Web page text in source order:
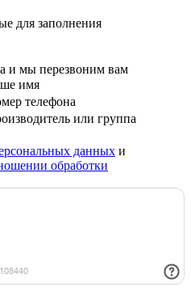
для заполнения
и мы перезвоним вам
имя
телефона
или группа
данных и
обработки